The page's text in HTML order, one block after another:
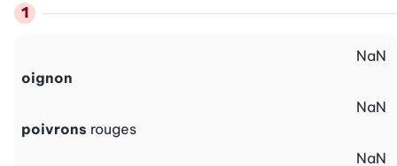
oignon
NaN
poivrons rouges
NaN
NaN